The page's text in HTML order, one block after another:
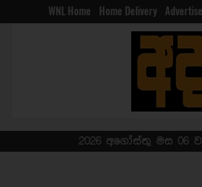
WNL Home Home Delivery
2026 අගෝස්තු මස 06